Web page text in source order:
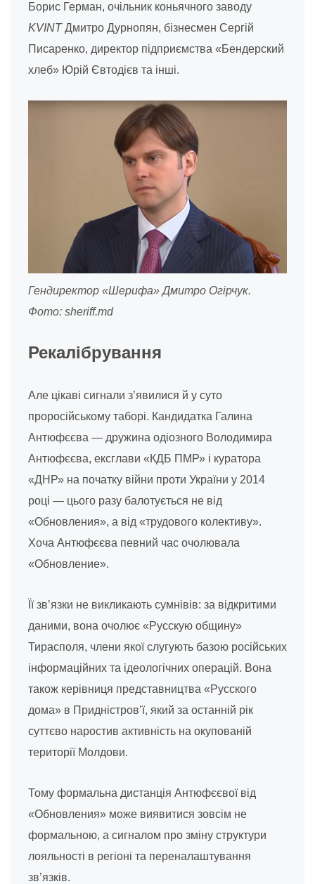
Борис Герман, очільник коньячного заводу
KVINT Дмитро Дурнопян, бізнесмен Сергій
Писаренко, директор підприємства «Бендерский
хлеб» Юрій Євтодієв та інші.
Гендиректор «Шерифа» Дмитро Огірчук.
Фото: sheriff.md
Рекалібрування
Але цікаві сигнали з’явилися й у суто
проросійському таборі. Кандидатка Галина
Антюфєєва — дружина одіозного Володимира
Антюфєєва, ексглави «КДБ ПМР» і куратора
«ДНР» на початку війни проти України у 2014
році — цього разу балотується не від
«Обновления», а від «трудового колективу».
Хоча Антюфєєва певний час очолювала
«Обновление».
Її зв’язки не викликають сумнівів: за відкритими
даними, вона очолює «Русскую общину»
Тирасполя, члени якої слугують базою російських
інформаційних та ідеологічних операцій. Вона
також керівниця представництва «Русского
дома» в Придністров’ї, який за останній рік
суттєво наростив активність на окупованій
території Молдови.
Тому формальна дистанція Антюфєєвої від
«Обновления» може виявитися зовсім не
формальною, а сигналом про зміну структури
лояльності в регіоні та переналаштування
зв’язків.